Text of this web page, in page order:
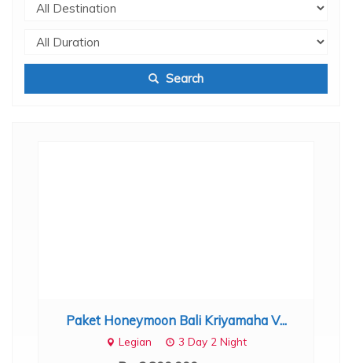
Search
Paket Honeymoon Bali Kriyamaha V...
Legian 3 Day 2 Night